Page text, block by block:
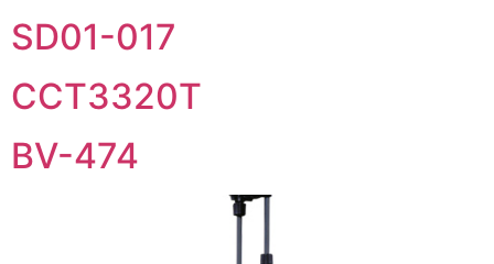
SD01-017
CCT3320T
BV-474